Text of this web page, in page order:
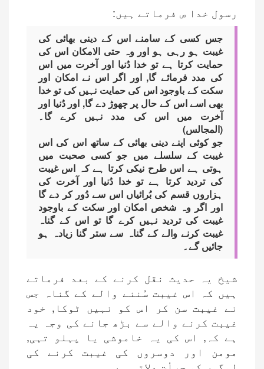
رسول خدا ص فرماتے ہیں:
جس کسی کے سامنے اس کے دینی بھائی کی
غیبت ہو رہی ہو اور وہ حتی الامکان اس کی
حمایت کرتا ہے تو خدا دُنیا اور آخرت میں اس
کی مدد فرمائے گا, اور اگر اس نے امکان اور
سکت کے باوجود اس کی حمایت نہیں کی تو خدا
بھی اسے اس کے حال پر چھوڑ دے گا, اور دُنیا اور
آخرت میں اس کی مدد نہیں کرے گا۔
(المجالس)
جو کوئی اپنے دینی بھائی کے ساتھ اس کی اس
غیبت کے سلسلے میں جو کسی صحبت میں
ہوتی ہے اس طرح نیکی کرتا ہے کہ اس غیبت
کی تردید کرتا ہے تو خدا دُنیا اور آخرت کی
ہزاروں قسم کی بُرائیاں اس سے دُور کر دے گا
اور اگر وہ شخص امکان اور سکت کے باوجود
غیبت کی تردید نہیں کرے گا تو اس کے گناہ
غیبت کرنے والے کے گناہ سے ستر گنا زیادہ ہو
جائیں گے۔
شیخ یہ حدیث نقل کرنے کے بعد فرماتے
ہیں کہ اس غیبت سُننے والے کے گناہ جس
نے غیبت سن کر اس کو نہیں ٹوکا, خود
غیبت کرنے والے سے بڑھ جانے کی وجہ یہ
ہے کہ, اس کی یہ خاموشی یا پہلو تہی,
مومن اور دوسروں کی غیبت کرنے کی